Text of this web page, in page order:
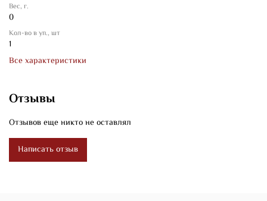
Вес, г.
0
Кол-во в уп., шт
1
Все характеристики
Отзывы
Отзывов еще никто не оставлял
Написать отзыв